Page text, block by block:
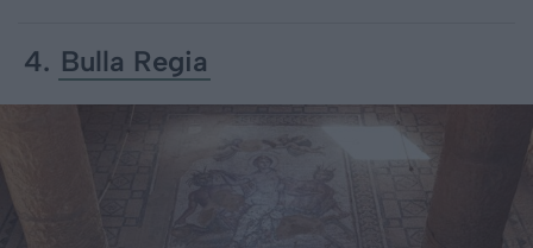
4. Bulla Regia